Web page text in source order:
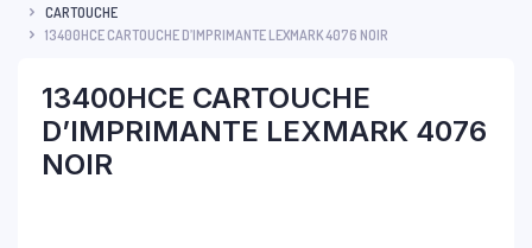
CARTOUCHE
13400HCE CARTOUCHE D’IMPRIMANTE LEXMARK 4076 NOIR
13400HCE CARTOUCHE
D’IMPRIMANTE LEXMARK 4076
NOIR